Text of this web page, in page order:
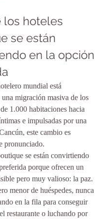
los hoteles
se están
en la opción
mundial está
una migración masiva de los
1.000 habitaciones hacia
e impulsadas por una
este cambio es
pronunciado.
se están convirtiendo
porque ofrecen un
pero muy valioso: la paz.
menor de huéspedes, nunca
en la fila para conseguir
restaurante o luchando por